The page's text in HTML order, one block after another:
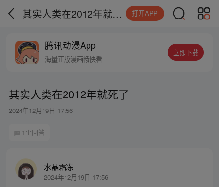
其实人类在2012年就死了 打开APP
腾讯动漫App
海量正版漫画畅快看
立即下载
其实人类在2012年就死了
2024年12月19日 17:56
1个回答
水晶霜冻
2024年12月19日 17:56